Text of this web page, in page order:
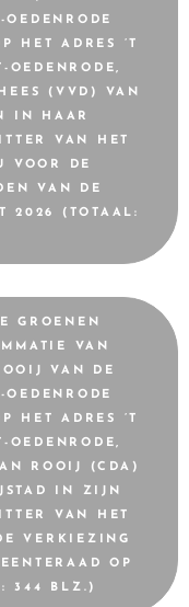
HET ADRES ’T
(VVD) VAN
IN HAAR
VAN HET
VOOR DE
VAN DE
2026 (TOTAAL:
GROENEN
VAN
VAN DE
HET ADRES ’T
ROOIJ (CDA)
IN ZIJN
VAN HET
VERKIEZING
OP
344 BLZ.)